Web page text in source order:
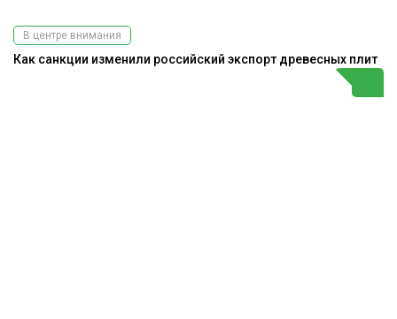
В центре внимания
Как санкции изменили российский экспорт древесных плит